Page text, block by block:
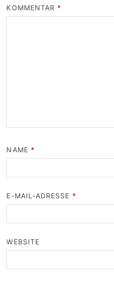
KOMMENTAR *
NAME *
E-MAIL-ADRESSE *
WEBSITE